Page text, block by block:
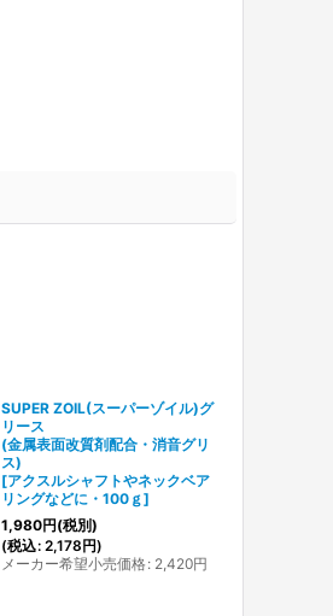
SUPER ZOIL(スーパーゾイル)グ
リース
(金属表面改質剤配合・消音グリ
ス)
[アクスルシャフトやネックベア
リングなどに・100ｇ]
1,980円(税別)
(税込: 2,178円)
メーカー希望小売価格: 2,420円